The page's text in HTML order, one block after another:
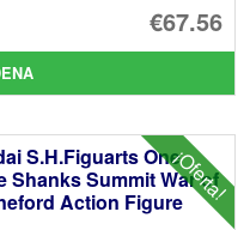
El
€67.56
El
¡Oferta!
S.H.Figuarts One
Shanks Summit War of
Action Figure